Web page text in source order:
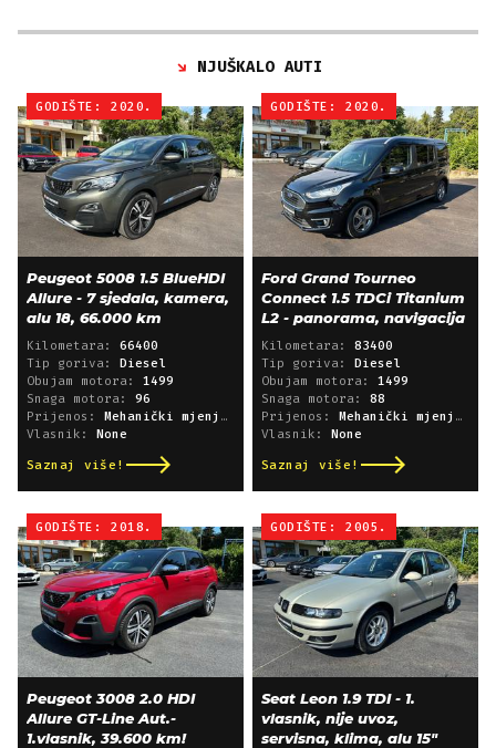
NJUŠKALO AUTI
GODIŠTE: 2020.
Peugeot 5008 1.5 BlueHDI
Allure - 7 sjedala, kamera,
alu 18, 66.000 km
Kilometara: 66400
Tip goriva: Diesel
Obujam motora: 1499
Snaga motora: 96
Prijenos: Mehanički mjenjač
Vlasnik: None
Saznaj više!
GODIŠTE: 2020.
Ford Grand Tourneo
Connect 1.5 TDCi Titanium
L2 - panorama, navigacija
Kilometara: 83400
Tip goriva: Diesel
Obujam motora: 1499
Snaga motora: 88
Prijenos: Mehanički mjenjač
Vlasnik: None
Saznaj više!
GODIŠTE: 2018.
Peugeot 3008 2.0 HDI
Allure GT-Line Aut.-
1.vlasnik, 39.600 km!
GODIŠTE: 2005.
Seat Leon 1.9 TDI - 1.
vlasnik, nije uvoz,
servisna, klima, alu 15"